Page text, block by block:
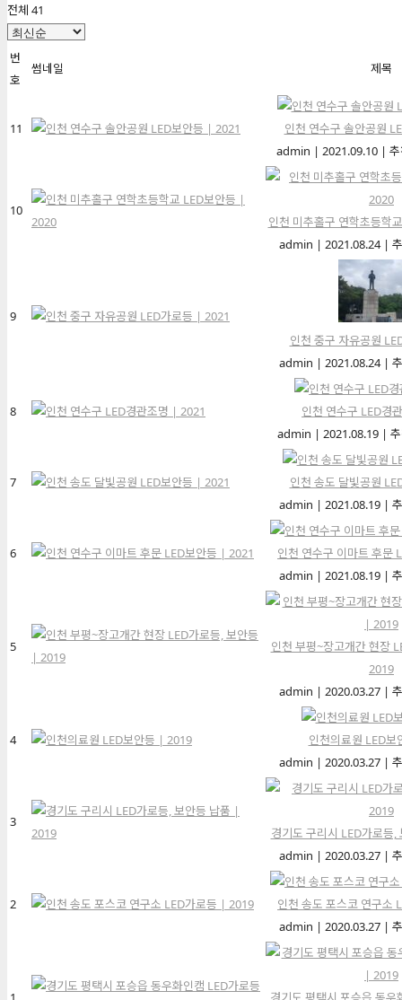
전체 41
번
호
썸네일 제목
11
인천 연수구 솔안공원
admin | 2021.09.10 |
10
인천 미추홀구 연학초등학
admin | 2021.08.24 |
9
인천 중구 자유공원
admin | 2021.08.24 |
8
인천 연수구 LED경
admin | 2021.08.19 |
7
인천 송도 달빛공원
admin | 2021.08.19 |
6
인천 연수구 이마트 후문
admin | 2021.08.19 |
5
인천 부평~장고개간 현장
2019
admin | 2020.03.27 |
4
인천의료원 LED
admin | 2020.03.27 |
3
경기도 구리시 LED가로등
admin | 2020.03.27 |
2
인천 송도 포스코 연구소
admin | 2020.03.27 |